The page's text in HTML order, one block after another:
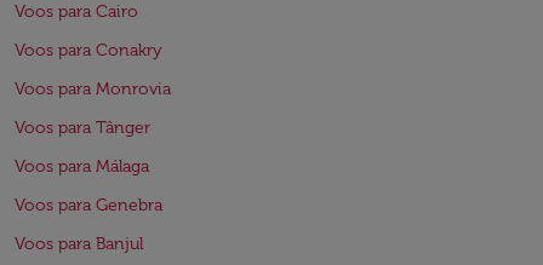
Voos para Cairo
Voos para Conakry
Voos para Monrovia
Voos para Tânger
Voos para Málaga
Voos para Genebra
Voos para Banjul